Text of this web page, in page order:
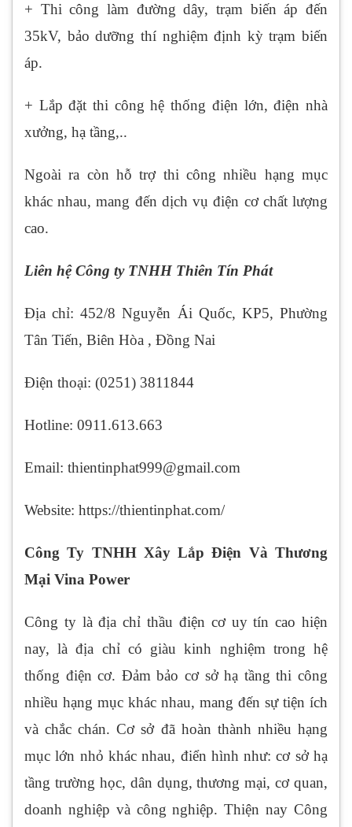
+ Thi công làm đường dây, trạm biến áp đến
35kV, bảo dưỡng thí nghiệm định kỳ trạm biến
áp.
+ Lắp đặt thi công hệ thống điện lớn, điện nhà
xưởng, hạ tầng,..
Ngoài ra còn hỗ trợ thi công nhiều hạng mục
khác nhau, mang đến dịch vụ điện cơ chất lượng
cao.
Liên hệ Công ty TNHH Thiên Tín Phát
Địa chỉ: 452/8 Nguyễn Ái Quốc, KP5, Phường
Tân Tiến, Biên Hòa , Đồng Nai
Điện thoại: (0251) 3811844
Hotline: 0911.613.663
Email: thientinphat999@gmail.com
Website: https://thientinphat.com/
Công Ty TNHH Xây Lắp Điện Và Thương
Mại Vina Power
Công ty là địa chỉ thầu điện cơ uy tín cao hiện
nay, là địa chỉ có giàu kinh nghiệm trong hệ
thống điện cơ. Đảm bảo cơ sở hạ tầng thi công
nhiều hạng mục khác nhau, mang đến sự tiện ích
và chắc chán. Cơ sở đã hoàn thành nhiều hạng
mục lớn nhỏ khác nhau, điển hình như: cơ sở hạ
tầng trường học, dân dụng, thương mại, cơ quan,
doanh nghiệp và công nghiệp. Thiện nay Công